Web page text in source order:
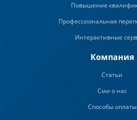
Повышение
Профессиональная
Интерактивные
Компания
Статьи
Сми о нас
Способы оплаты